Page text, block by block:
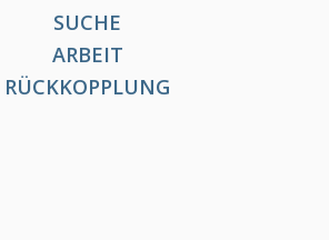
SUCHE
ARBEIT
RÜCKKOPPLUNG